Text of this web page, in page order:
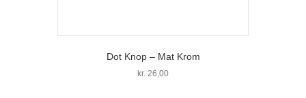
Dot Knop – Mat Krom
kr. 26,00